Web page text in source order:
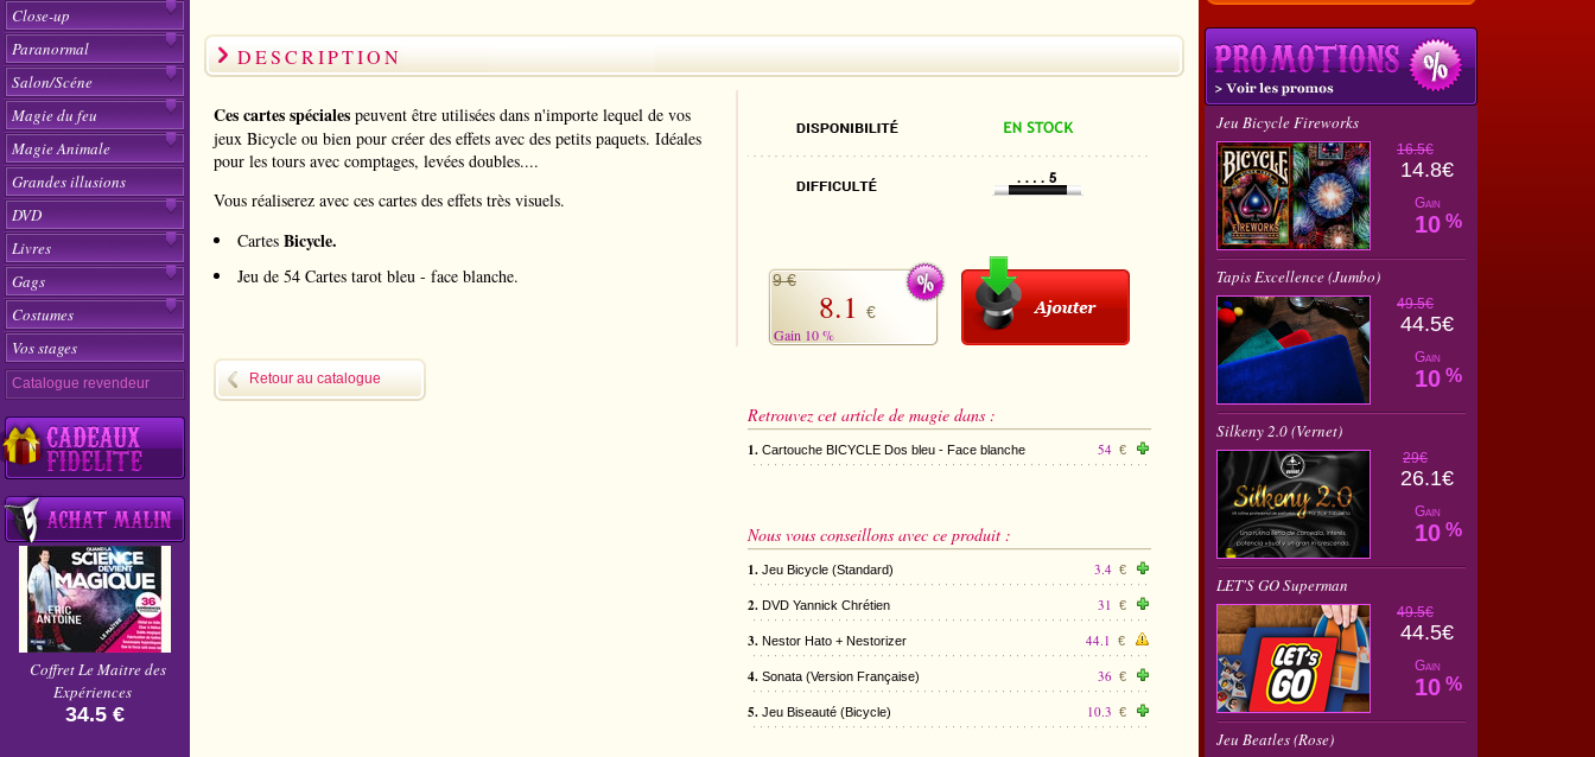
Close-up
Paranormal
Salon/Scéne
Magie du feu
Magie Animale
Grandes illusions
DVD
Livres
Gags
Costumes
Vos stages
Catalogue revendeur
Coffret Le Maitre des
Expériences
34.5 €
DESCRIPTION
Ces cartes spéciales peuvent être utilisées dans n'importe lequel de vos
jeux Bicycle ou bien pour créer des effets avec des petits paquets. Idéales
pour les tours avec comptages, levées doubles....
Vous réaliserez avec ces cartes des effets très visuels.
Cartes Bicycle.
Jeu de 54 Cartes tarot bleu - face blanche.
Retour au catalogue
9 €
8.1 €
Gain 10 %
Retrouvez cet article de magie dans :
1. Cartouche BICYCLE Dos bleu - Face blanche 54 €
Nous vous conseillons avec ce produit :
1. Jeu Bicycle (Standard) 3.4 €
2. DVD Yannick Chrétien 31 €
3. Nestor Hato + Nestorizer 44.1 €
4. Sonata (Version Française) 36 €
5. Jeu Biseauté (Bicycle) 10.3 €
Jeu Bicycle Fireworks
16.5€
14.8€
Gain
10 %
Tapis Excellence (Jumbo)
49.5€
44.5€
Gain
10 %
Silkeny 2.0 (Vernet)
29€
26.1€
Gain
10 %
LET'S GO Superman
49.5€
44.5€
Gain
10 %
Jeu Beatles (Rose)